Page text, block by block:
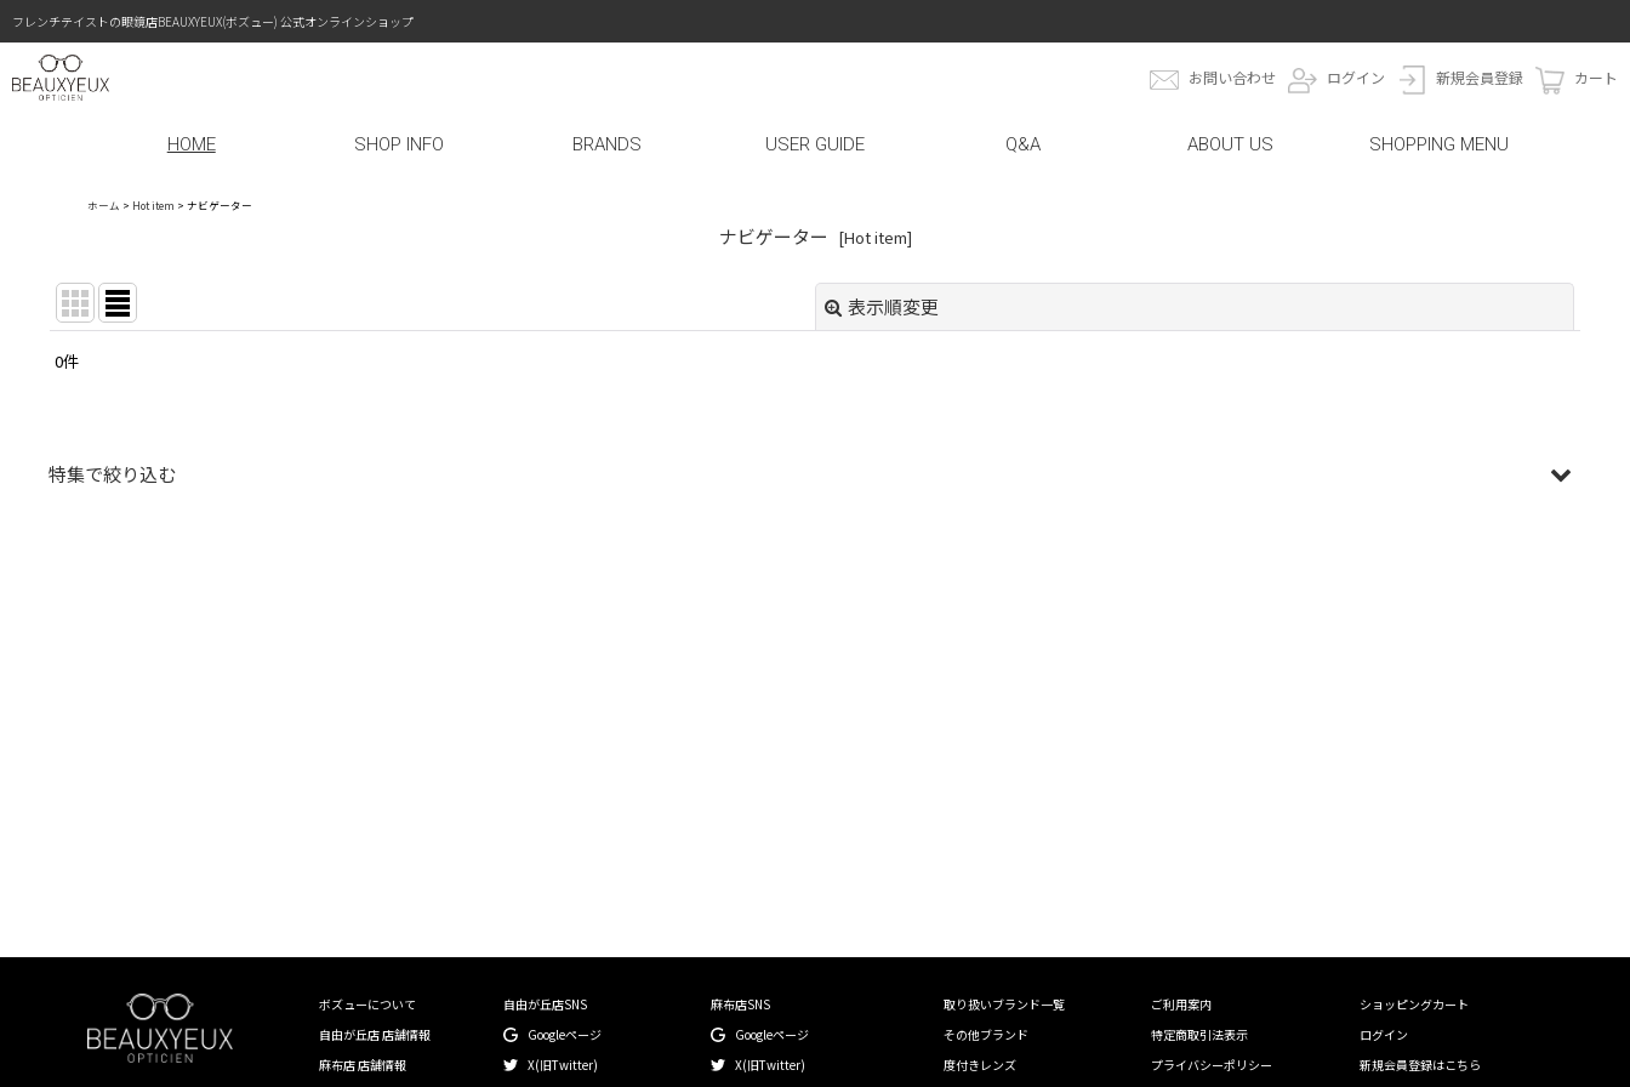
フレンチテイストの眼鏡店BEAUXYEUX(ボズュー) 公式オンラインショップ
お問い合わせ ログイン 新規会員登録 カート
HOME SHOP INFO BRANDS USER GUIDE Q&A ABOUT US SHOPPING MENU
ホーム > Hot item > ナビゲーター
ナビゲーター [Hot item]
表示順変更
表示数
並び順:
0件
特集で絞り込む
41mm〜45mm
46mm〜50mm
51mm〜55mm
ボズューについて
自由が丘店 店舗情報
麻布店 店舗情報
自由が丘店SNS
Googleページ
X(旧Twitter)
麻布店SNS
Googleページ
X(旧Twitter)
取り扱いブランド一覧
その他ブランド
度付きレンズ
ご利用案内
特定商取引法表示
プライバシーポリシー
ショッピングカート
ログイン
新規会員登録はこちら